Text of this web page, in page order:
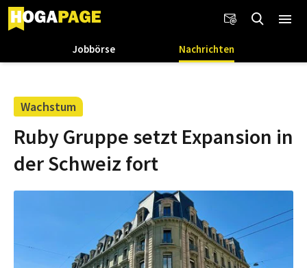
Jobbörse Nachrichten
Wachstum
Ruby Gruppe setzt Expansion in
der Schweiz fort